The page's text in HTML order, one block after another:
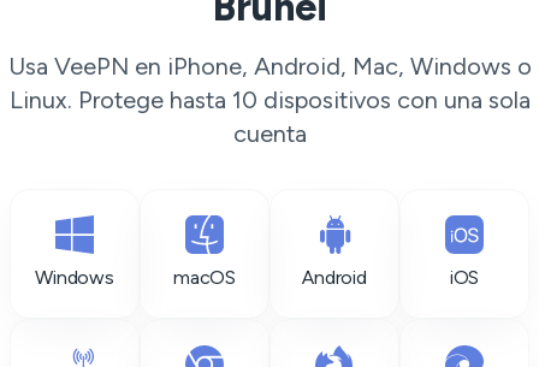
Usa VeePN en iPhone, Android, Mac, Windows o
Linux. Protege hasta 10 dispositivos con una sola
cuenta
Windows macOS Android iOS